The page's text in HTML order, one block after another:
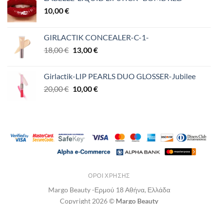
10,00€
GIRLACTIK CONCEALER-C-1-
18,00€ Original
18,00 €.
13,00€Η
είναι:
13,00 €.
Girlactik-LIP PEARLS DUO GLOSSER-Jubilee
20,00€ Original
10,00€Η
ΌΡΟΙ ΧΡΉΣΗΣ
Margo Beauty -Ερμού 18 Αθήνα, Ελλάδα
Copyright 2026 © Margo Beauty